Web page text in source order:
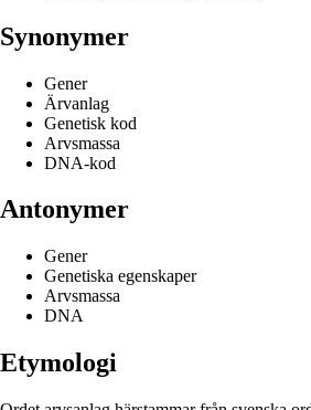
Synonymer
Gener
Ärvanlag
Genetisk kod
Arvsmassa
DNA-kod
Antonymer
Gener
Genetiska egenskaper
Arvsmassa
DNA
Etymologi